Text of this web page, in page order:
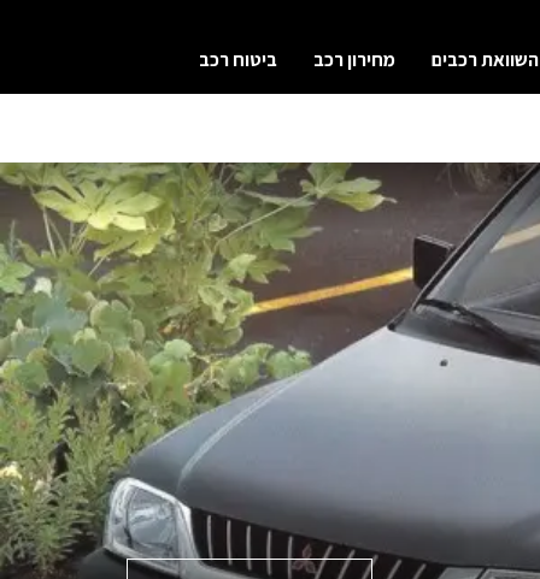
השוואת רכבים מחירון רכב ביטוח רכב